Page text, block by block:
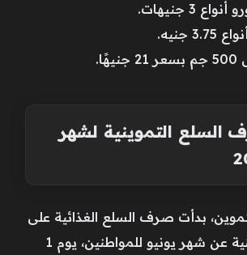
3 جنيهات.
جنيه.
السلع التموينية لشهر
بدأت صرف السلع الغذائية على
البطاقات التموينية عن شهر يونيو للمواطنين، يوم 1